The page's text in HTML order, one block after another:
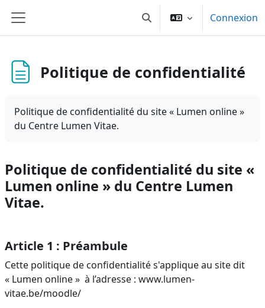
Panneau latéral Toggle search inputConnexion
Politique de confidentialité
Politique de confidentialité du site « Lumen online »
du Centre Lumen Vitae.
Politique de confidentialité du site «
Lumen online » du Centre Lumen
Vitae.
Article 1 : Préambule
Cette politique de confidentialité s'applique au site dit
« Lumen online » à l’adresse : www.lumen-
vitae.be/moodle/